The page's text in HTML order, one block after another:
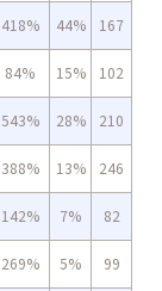
418% 44% 167
84% 15% 102
543% 28% 210
388% 13% 246
142% 7% 82
269% 5% 99